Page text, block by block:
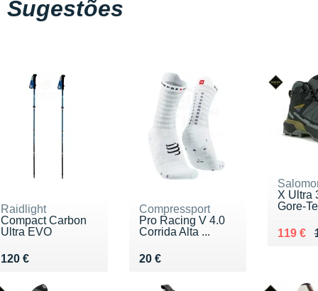
Sugestões
Raidlight
Compact Carbon
Ultra EVO
120 €
Vendu 120 €
Compressport
Pro Racing V 4.0
Corrida Alta ...
20 €
Vendu 20 €
X Ultra
Gore-
Au lieu
119 €
Vendu